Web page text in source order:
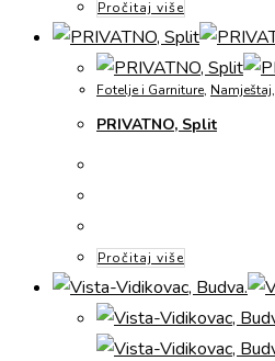
Pročitaj više
Fotelje i Garniture, Namještaj,
PRIVATNO, Split
Pročitaj više